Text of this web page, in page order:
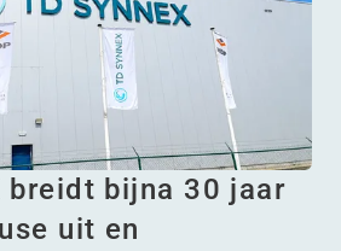
breidt bijna 30 jaar
uit en